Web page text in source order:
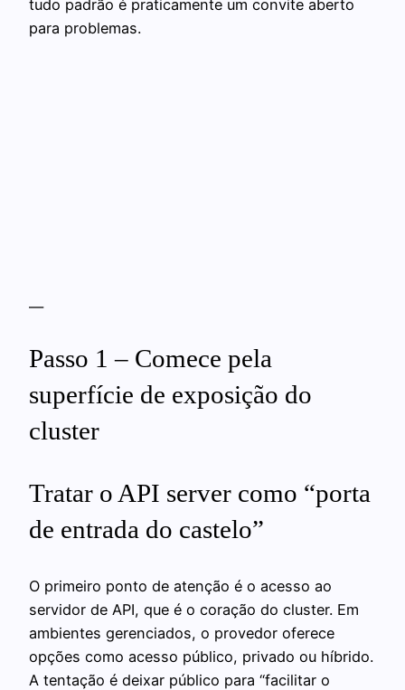
tudo padrão é praticamente um convite aberto
para problemas.
—
Passo 1 – Comece pela
superfície de exposição do
cluster
Tratar o API server como “porta
de entrada do castelo”
O primeiro ponto de atenção é o acesso ao
servidor de API, que é o coração do cluster. Em
ambientes gerenciados, o provedor oferece
opções como acesso público, privado ou híbrido.
A tentação é deixar público para “facilitar o